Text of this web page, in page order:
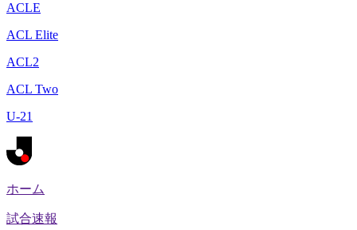
ACLE
ACL Elite
ACL2
ACL Two
U-21
ホーム
試合速報